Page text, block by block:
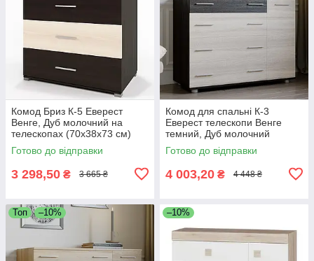
Комод Бриз К-5 Еверест
Венге, Дуб молочний на
телескопах (70х38х73 см)
Готово до відправки
3 298,50 ₴ 3 665 ₴
Комод для спальні К-3
Еверест телескопи Венге
темний, Дуб молочний
(100х38х73 см)
Готово до відправки
4 003,20 ₴ 4 448 ₴
Топ –10% –10%